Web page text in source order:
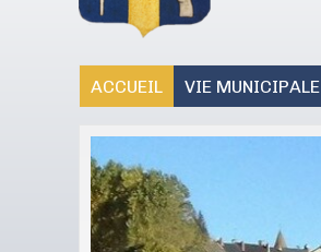
ACCUEIL VIE MUNICIPALE